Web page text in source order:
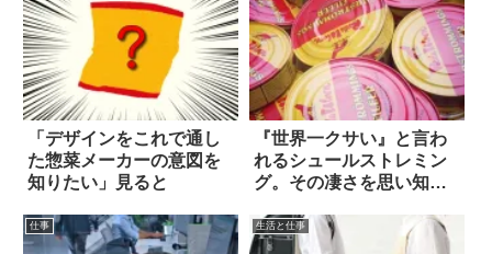
「デザインをこれで通し
た惣菜メーカーの意図を
知りたい」見ると
『世界一クサい』と言わ
れるシュールストレミン
グ。その凄さを思い知る
仕事 生活と仕事